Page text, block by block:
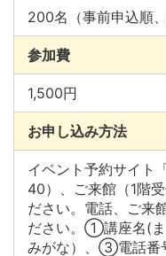
200名（事前申込順
参加費
1,500円
お申し込み方法
イベント予約サイ
40）、ご来館（1階
ださい。電話、ご来
ださい。①講座名(
みがな）、③電話番